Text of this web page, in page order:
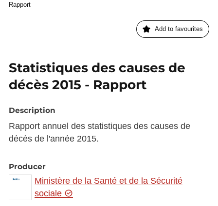
Rapport
Add to favourites
Statistiques des causes de
décès 2015 - Rapport
Description
Rapport annuel des statistiques des causes de
décès de l'année 2015.
Producer
Ministère de la Santé et de la Sécurité
sociale